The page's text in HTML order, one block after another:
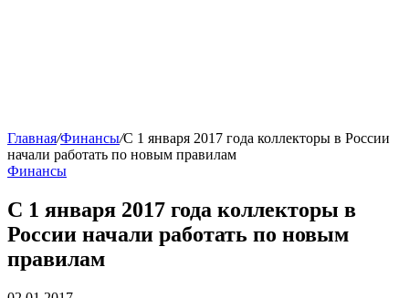
Главная/Финансы/С 1 января 2017 года коллекторы в России
начали работать по новым правилам
Финансы
С 1 января 2017 года коллекторы в
России начали работать по новым
правилам